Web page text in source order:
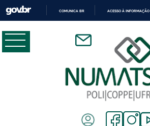
CONTEÚDO
COMUNICA BR ACESSO À INFORMAÇÃO